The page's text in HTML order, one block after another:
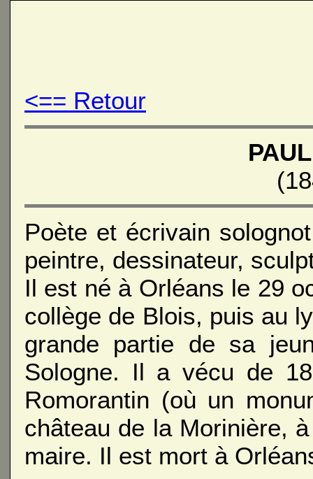
<== Retour
Poète et écrivain
peintre, dessinateur,
Il est né à Orléans le 29
collège de Blois, puis au
grande partie de sa
Sologne. Il a vécu de
Romorantin (où un
château de la Morinière,
maire. Il est mort à